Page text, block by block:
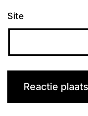
Site